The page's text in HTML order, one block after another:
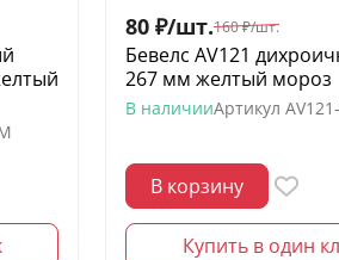
80 ₽/шт.160 ₽/шт.
Бевелс AV121
267 мм желтый мороз
В наличииАртикул
В корзину
Купить в один